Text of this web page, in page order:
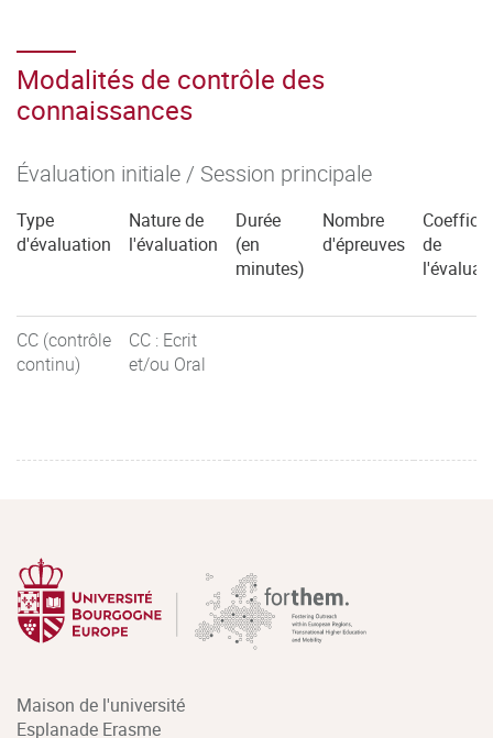
Modalités de contrôle des
connaissances
Évaluation initiale / Session principale
Type
d'évaluation
Nature de
l'évaluation
Durée
(en
minutes)
Nombre
d'épreuves
de
CC (contrôle
continu)
CC : Ecrit
et/ou Oral
Maison de l'université
Esplanade Erasme